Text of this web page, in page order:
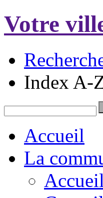
Votre
Index A-
Accueil
La